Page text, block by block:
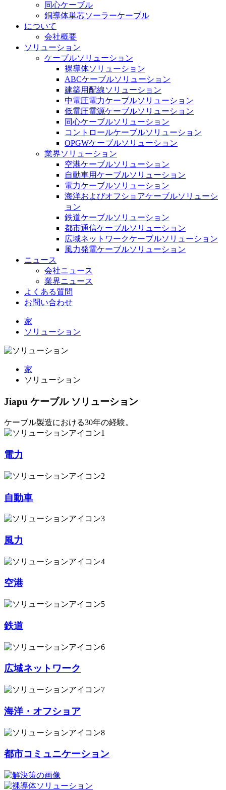
同心ケーブル
銅導体単芯ソーラーケーブル
について
会社概要
ソリューション
ケーブルソリューション
裸導体ソリューション
ABCケーブルソリューション
建築用配線ソリューション
中電圧電力ケーブルソリューション
低電圧電源ケーブルソリューション
同心ケーブルソリューション
コントロールケーブルソリューション
OPGWケーブルソリューション
業界ソリューション
空港ケーブルソリューション
自動車用ケーブルソリューション
電力ケーブルソリューション
海洋およびオフショアケーブルソリューシ
ョン
鉄道ケーブルソリューション
都市通信ケーブルソリューション
広域ネットワークケーブルソリューション
風力発電ケーブルソリューション
ニュース
会社ニュース
業界ニュース
よくある質問
お問い合わせ
家
ソリューション
家
ソリューション
Jiapu ケーブル ソリューション
ケーブル製造における30年の経験。
電力
自動車
風力
空港
鉄道
広域ネットワーク
海洋・オフショア
都市コミュニケーション